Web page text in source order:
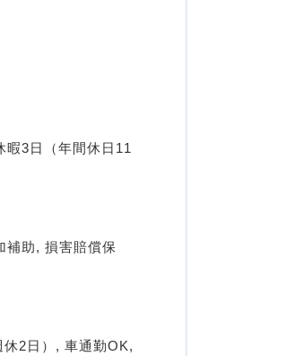
暇3日（年間休日11
補助, 損害賠償保
休2日）, 車通勤OK,